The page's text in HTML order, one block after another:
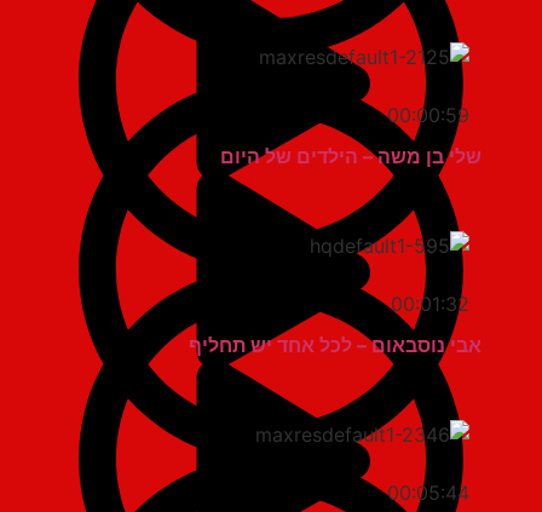
00:00:59
שלי בן משה – הילדים של היום
00:01:32
אבי נוסבאום – לכל אחד יש תחליף
00:05:44